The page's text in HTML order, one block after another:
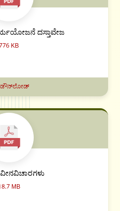
ದಸ್ತಾವೇಜ
776 KB
ಡೌನ್‌ಲೋಡ್
MB